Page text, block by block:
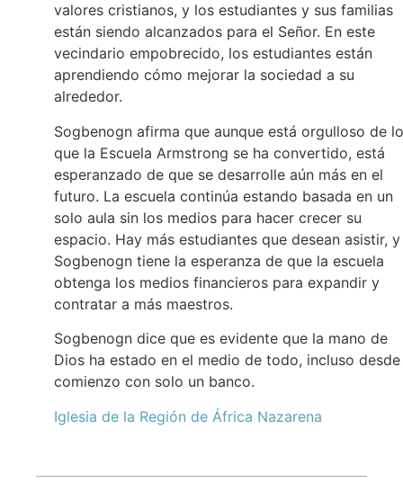
valores cristianos, y los estudiantes y sus familias
están siendo alcanzados para el Señor. En este
vecindario empobrecido, los estudiantes están
aprendiendo cómo mejorar la sociedad a su
alrededor.
Sogbenogn afirma que aunque está orgulloso de lo
que la Escuela Armstrong se ha convertido, está
esperanzado de que se desarrolle aún más en el
futuro. La escuela continúa estando basada en un
solo aula sin los medios para hacer crecer su
espacio. Hay más estudiantes que desean asistir, y
Sogbenogn tiene la esperanza de que la escuela
obtenga los medios financieros para expandir y
contratar a más maestros.
Sogbenogn dice que es evidente que la mano de
Dios ha estado en el medio de todo, incluso desde
comienzo con solo un banco.
Iglesia de la Región de África Nazarena